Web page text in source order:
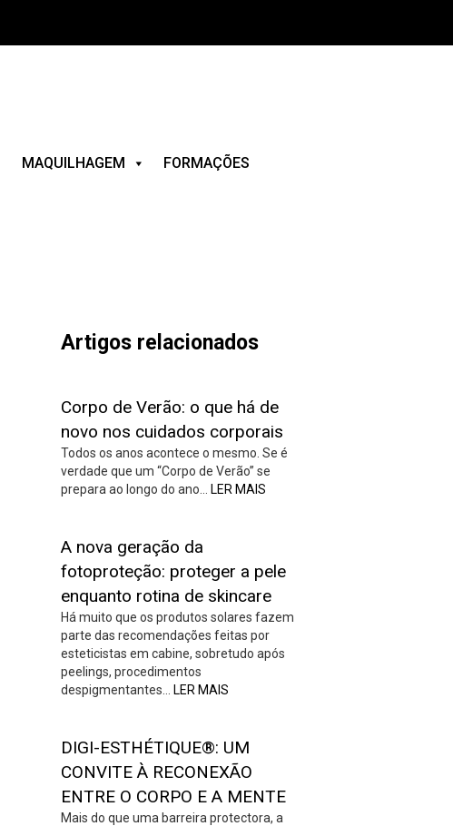
MAQUILHAGEM FORMAÇÕES
Artigos relacionados
Corpo de Verão: o que há de
novo nos cuidados corporais
Todos os anos acontece o mesmo. Se é
verdade que um “Corpo de Verão” se
prepara ao longo do ano…
LER MAIS
A nova geração da
fotoproteção: proteger a pele
enquanto rotina de skincare
Há muito que os produtos solares fazem
parte das recomendações feitas por
esteticistas em cabine, sobretudo após
peelings, procedimentos
despigmentantes…
LER MAIS
DIGI-ESTHÉTIQUE®: UM
CONVITE À RECONEXÃO
ENTRE O CORPO E A MENTE
Mais do que uma barreira protectora, a